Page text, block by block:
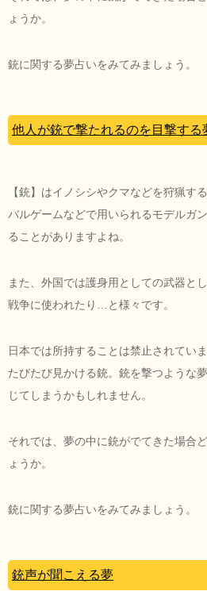
ょうか。
銃に関する夢占いをみてみましょう。
他人が銃で撃たれるのを目撃する
【銃】はイノシシやクマなどを狩猟す
バルゲームなどで用いられるモデルガ
ることがありますよね。
また、外国では護身用としての武器と
戦争に使われたり…と様々です。
日本では所持することは禁止されてい
たびたび見かける銃。銃を撃つような
じてしまうかもしれません。
それでは、夢の中に銃がでてきた場合
ょうか。
銃に関する夢占いをみてみましょう。
銃声が聞こえる夢